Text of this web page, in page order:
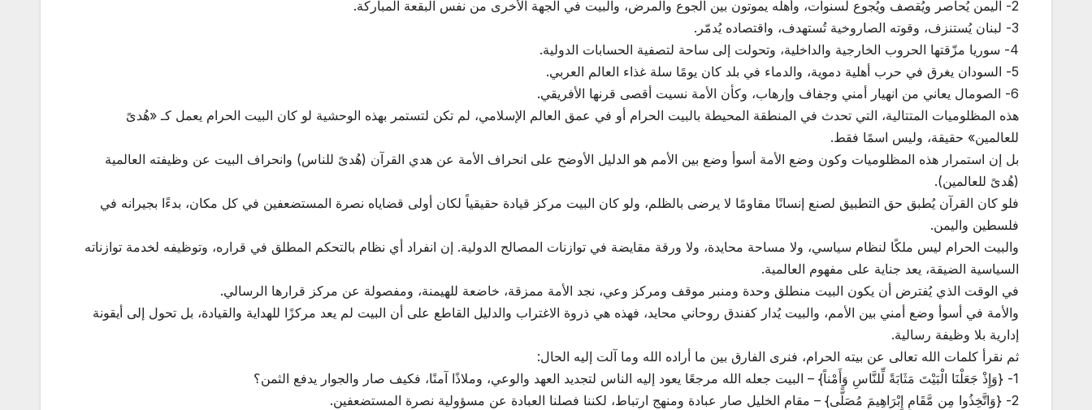
2- اليمن يُحاصر ويُقصف ويُجوع لسنوات، وأهله يموتون بين الجوع والمرض، والبيت في الجهة الأخرى من نفس البقعة المباركة.
3- لبنان يُستنزف، وقوته الصاروخية تُستهدف، واقتصاده يُدمّر.
4- سوريا مزّقتها الحروب الخارجية والداخلية، وتحولت إلى ساحة لتصفية الحسابات الدولية.
5- السودان يغرق في حرب أهلية دموية، والدماء في بلد كان يومًا سلة غذاء العالم العربي.
6- الصومال يعاني من انهيار أمني وجفاف وإرهاب، وكأن الأمة نسيت أقصى قرنها الأفريقي.
هذه المظلوميات المتتالية، التي تحدث في المنطقة المحيطة بالبيت الحرام أو في عمق العالم الإسلامي، لم تكن لتستمر بهذه الوحشية لو كان البيت الحرام يعمل كـ «هُدىً
للعالمين» حقيقة، وليس اسمًا فقط.
بل إن استمرار هذه المظلوميات وكون وضع الأمة أسوأ وضع بين الأمم هو الدليل الأوضح على انحراف الأمة عن هدي القرآن (هُدىً للناس) وانحراف البيت عن وظيفته العالمية
(هُدىً للعالمين).
فلو كان القرآن يُطبق حق التطبيق لصنع إنسانًا مقاومًا لا يرضى بالظلم، ولو كان البيت مركز قيادة حقيقياً لكان أولى قضاياه نصرة المستضعفين في كل مكان، بدءًا بجيرانه في
فلسطين واليمن.
والبيت الحرام ليس ملكًا لنظام سياسي، ولا مساحة محايدة، ولا ورقة مقايضة في توازنات المصالح الدولية. إن انفراد أي نظام بالتحكم المطلق في قراره، وتوظيفه لخدمة توازناته
السياسية الضيقة، يعد جناية على مفهوم العالمية.
في الوقت الذي يُفترض أن يكون البيت منطلق وحدة ومنبر موقف ومركز وعي، نجد الأمة ممزقة، خاضعة للهيمنة، ومفصولة عن مركز قرارها الرسالي.
والأمة في أسوأ وضع أمني بين الأمم، والبيت يُدار كفندق روحاني محايد، فهذه هي ذروة الاغتراب والدليل القاطع على أن البيت لم يعد مركزًا للهداية والقيادة، بل تحول إلى أيقونة
إدارية بلا وظيفة رسالية.
ثم نقرأ كلمات الله تعالى عن بيته الحرام، فنرى الفارق بين ما أراده الله وما آلت إليه الحال:
1- {وَإِذْ جَعَلْنَا الْبَيْتَ مَثَابَةً لِّلنَّاسِ وَأَمْناً} – البيت جعله الله مرجعًا يعود إليه الناس لتجديد العهد والوعي، وملاذًا آمنًا، فكيف صار والجوار يدفع الثمن؟
2- {وَاتَّخِذُوا مِن مَّقَامِ إِبْرَاهِيمَ مُصَلًّى} – مقام الخليل صار عبادة ومنهج ارتباط، لكننا فصلنا العبادة عن مسؤولية نصرة المستضعفين.